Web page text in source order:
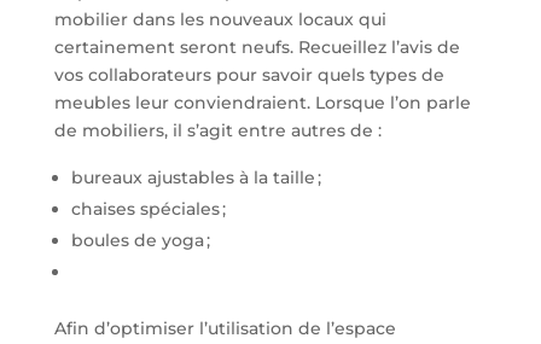
mobilier dans les nouveaux locaux qui
certainement seront neufs. Recueillez l’avis de
vos collaborateurs pour savoir quels types de
meubles leur conviendraient. Lorsque l’on parle
de mobiliers, il s’agit entre autres de :
bureaux ajustables à la taille ;
chaises spéciales ;
boules de yoga ;
Afin d’optimiser l’utilisation de l’espace